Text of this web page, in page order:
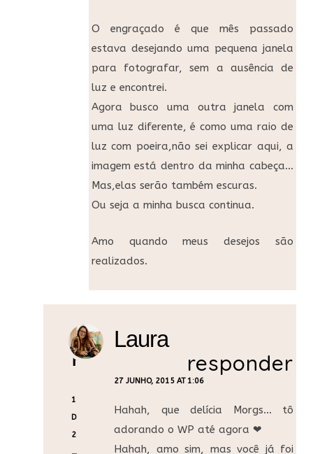
O engraçado é que mês passado
estava desejando uma pequena janela
para fotografar, sem a ausência de
luz e encontrei.
Agora busco uma outra janela com
uma luz diferente, é como uma raio de
luz com poeira,não sei explicar aqui, a
imagem está dentro da minha cabeça…
Mas,elas serão também escuras.
Ou seja a minha busca continua.
Amo quando meus desejos são
realizados.
Laura
27 JUNHO, 2015 AT 1:06
responder
Hahah, que delícia Morgs… tô
adorando o WP até agora ❤
Hahah, amo sim, mas você já foi
Pingback:
18
DEZEMBRO,
2015 AT 16:00